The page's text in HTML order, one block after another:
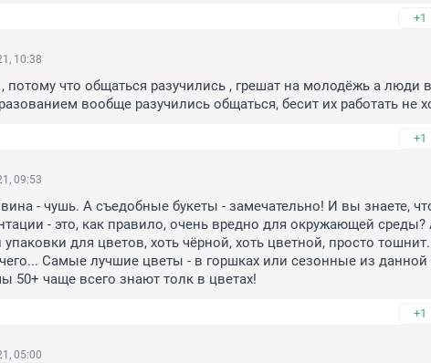
+1
10:38
потому что общаться разучились , грешат на молодёжь а люди в
вообще разучились общаться, бесит их работать не
+1
09:53
- чушь. А съедобные букеты - замечательно! И вы знаете,
- это, как правило, очень вредно для окружающей среды?
для цветов, хоть чёрной, хоть цветной, просто
Самые лучшие цветы - в горшках или сезонные из данной
50+ чаще всего знают толк в цветах!
+1
05:00